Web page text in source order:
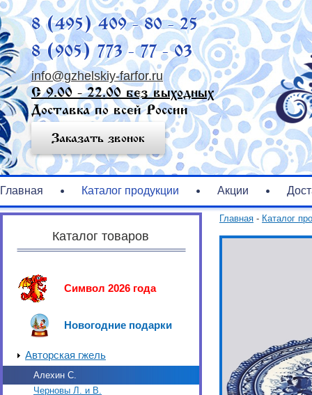
8 (495) 409 - 80 - 25
8 (905) 773 - 77 - 03
info@gzhelskiy-farfor.ru
С 9.00 - 22.00 без выходных
Доставка по всей России
Заказать звонок
Главная Каталог продукции Акции
Каталог товаров
Символ 2026 года
Новогодние подарки
Авторская гжель
Алехин С.
Черновы Л. и В.
Главная - Каталог